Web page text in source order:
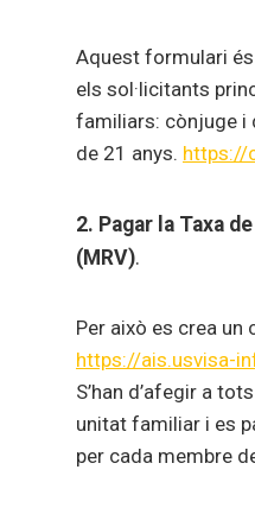
Aquest formulari
els sol·licitants
familiars: cònjuge i
de 21 anys. https://
2. Pagar la Taxa
(MRV).
Per això es crea un
https://ais.usvisa-
S’han d’afegir a
unitat familiar i es
per cada membre